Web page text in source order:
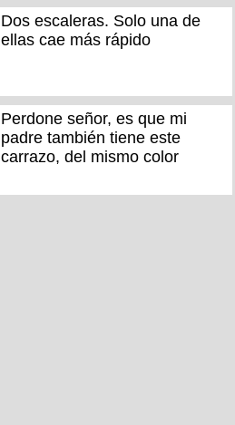
Dos escaleras. Solo una de
ellas cae más rápido
Perdone señor, es que mi
padre también tiene este
carrazo, del mismo color